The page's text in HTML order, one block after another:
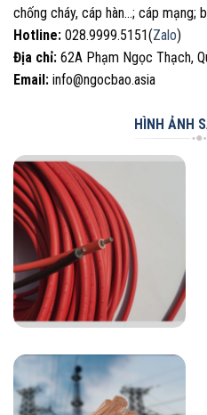
chống cháy, cáp hàn…; cáp mạng;
Hotline: 028.9999.5151(Zalo)
Địa chỉ: 62A Phạm Ngọc Thạch,
Email: info@ngocbao.asia
HÌNH ẢNH